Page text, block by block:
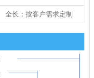
全长：按客户需求定制